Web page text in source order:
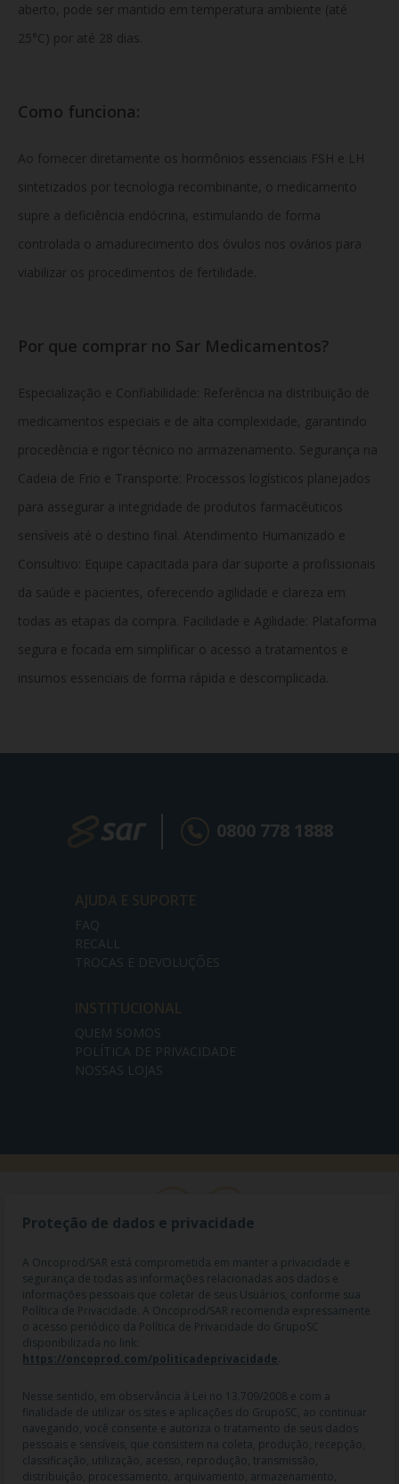
aberto, pode ser mantido em temperatura ambiente (até
25°C) por até 28 dias.
Como funciona:
Ao fornecer diretamente os hormônios essenciais FSH e LH
sintetizados por tecnologia recombinante, o medicamento
supre a deficiência endócrina, estimulando de forma
controlada o amadurecimento dos óvulos nos ovários para
viabilizar os procedimentos de fertilidade.
Por que comprar no Sar Medicamentos?
Especialização e Confiabilidade: Referência na distribuição de
medicamentos especiais e de alta complexidade, garantindo
procedência e rigor técnico no armazenamento. Segurança na
Cadeia de Frio e Transporte: Processos logísticos planejados
para assegurar a integridade de produtos farmacêuticos
sensíveis até o destino final. Atendimento Humanizado e
Consultivo: Equipe capacitada para dar suporte a profissionais
da saúde e pacientes, oferecendo agilidade e clareza em
todas as etapas da compra. Facilidade e Agilidade: Plataforma
segura e focada em simplificar o acesso a tratamentos e
insumos essenciais de forma rápida e descomplicada.
0800 778 1888
AJUDA E SUPORTE
FAQ
RECALL
TROCAS E DEVOLUÇÕES
INSTITUCIONAL
QUEM SOMOS
POLÍTICA DE PRIVACIDADE
NOSSAS LOJAS
RAZÃO SOCIAL: ONCO PROD DIST. DE PROD. HOSP. E ONCOL. LTDA |
04.307.650/0019-64 | IE: 119.242.793.110 | Endereço R: Olimpíadas, nº
100 2º andar CJ 21 22 - Vila Olímpia - SP | Cep: 04551-000 |
Farmacêutico responsável: Dra. Gislaine Lopes de Jesus - CRF/SP 47509
| AFE: 7.60997-7 | CMVS: 355030801-477-010609-1-0.
As informações contidas neste site não devem ser usadas para
Proteção de dados e privacidade
A Oncoprod/SAR está comprometida em manter a privacidade e
segurança de todas as informações relacionadas aos dados e
informações pessoais que coletar de seus Usuários, conforme sua
Política de Privacidade. A Oncoprod/SAR recomenda expressamente
o acesso periódico da Política de Privacidade do GrupoSC
disponibilizada no link:
https://oncoprod.com/politicadeprivacidade
Nesse sentido, em observância à Lei no 13.709/2008 e com a
finalidade de utilizar os sites e aplicações do GrupoSC, ao continuar
navegando, você consente e autoriza o tratamento de seus dados
pessoais e sensíveis, que consistem na coleta, produção, recepção,
classificação, utilização, acesso, reprodução, transmissão,
distribuição, processamento, arquivamento, armazenamento,